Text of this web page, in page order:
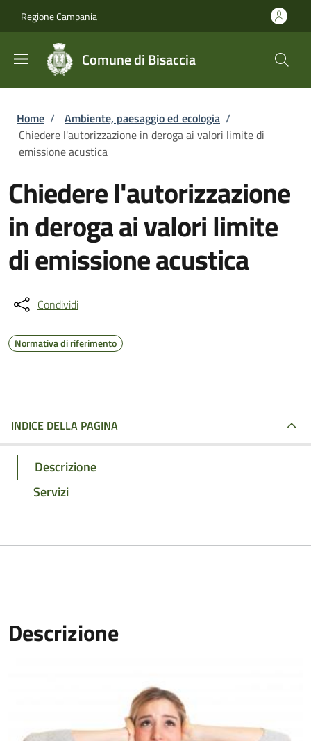
Regione Campania
Comune di Bisaccia
Briciole di pane
Home / Ambiente, paesaggio ed ecologia /
Chiedere l'autorizzazione in deroga ai valori limite di
emissione acustica
Chiedere l'autorizzazione
in deroga ai valori limite
di emissione acustica
Condividi
Normativa di riferimento
INDICE DELLA PAGINA
Descrizione
Servizi
Descrizione